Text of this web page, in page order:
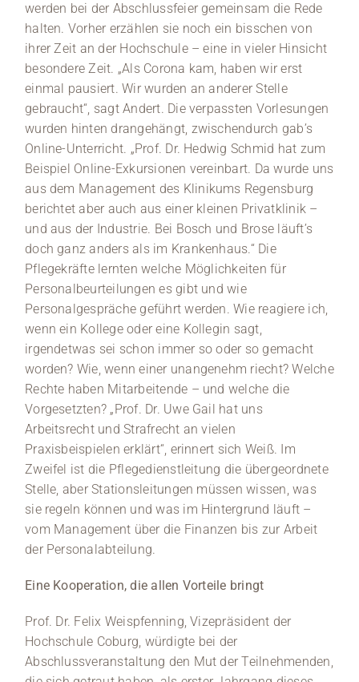
werden bei der Abschlussfeier gemeinsam die Rede
halten. Vorher erzählen sie noch ein bisschen von
ihrer Zeit an der Hochschule – eine in vieler Hinsicht
besondere Zeit. „Als Corona kam, haben wir erst
einmal pausiert. Wir wurden an anderer Stelle
gebraucht“, sagt Andert. Die verpassten Vorlesungen
wurden hinten drangehängt, zwischendurch gab’s
Online-Unterricht. „Prof. Dr. Hedwig Schmid hat zum
Beispiel Online-Exkursionen vereinbart. Da wurde uns
aus dem Management des Klinikums Regensburg
berichtet aber auch aus einer kleinen Privatklinik –
und aus der Industrie. Bei Bosch und Brose läuft’s
doch ganz anders als im Krankenhaus.“ Die
Pflegekräfte lernten welche Möglichkeiten für
Personalbeurteilungen es gibt und wie
Personalgespräche geführt werden. Wie reagiere ich,
wenn ein Kollege oder eine Kollegin sagt,
irgendetwas sei schon immer so oder so gemacht
worden? Wie, wenn einer unangenehm riecht? Welche
Rechte haben Mitarbeitende – und welche die
Vorgesetzten? „Prof. Dr. Uwe Gail hat uns
Arbeitsrecht und Strafrecht an vielen
Praxisbeispielen erklärt“, erinnert sich Weiß. Im
Zweifel ist die Pflegedienstleitung die übergeordnete
Stelle, aber Stationsleitungen müssen wissen, was
sie regeln können und was im Hintergrund läuft –
vom Management über die Finanzen bis zur Arbeit
der Personalabteilung.
Eine Kooperation, die allen Vorteile bringt
Prof. Dr. Felix Weispfenning, Vizepräsident der
Hochschule Coburg, würdigte bei der
Abschlussveranstaltung den Mut der Teilnehmenden,